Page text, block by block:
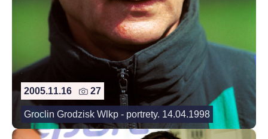
2005.11.16 27
Groclin Grodzisk Wlkp - portrety. 14.04.1998